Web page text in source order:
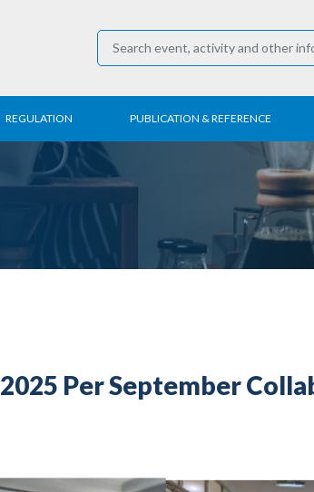
REGULATION PUBLICATION & REFERENCE
Per September